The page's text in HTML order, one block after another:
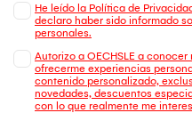
He leído la Política de
declaro haber sido informado
personales.
Autorizo a OECHSLE a
ofrecerme experiencias
contenido personalizado,
novedades, descuentos
con lo que realmente me